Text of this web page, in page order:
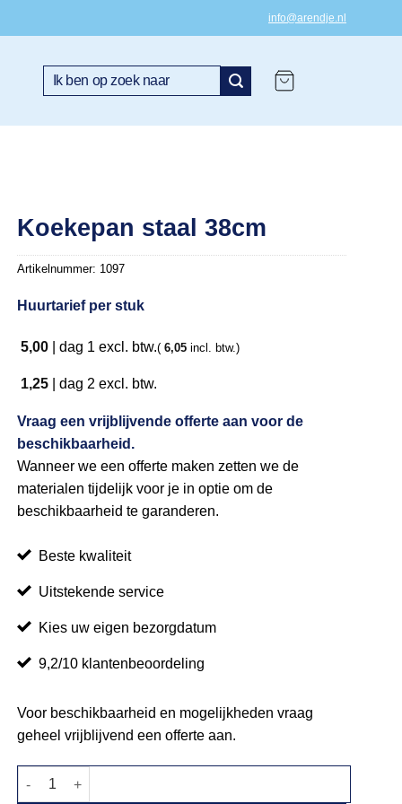
info@arendje.nl
Zoeken
Koekepan staal 38cm
Artikelnummer: 1097
Huurtarief per stuk
5,00 |dag 1 excl. btw.( 6,05 incl. btw.)
1,25 |dag 2 excl. btw.
Vraag een vrijblijvende offerte aan voor de
beschikbaarheid.
Wanneer we een offerte maken zetten we de
materialen tijdelijk voor je in optie om de
beschikbaarheid te garanderen.
Beste kwaliteit
Uitstekende service
Kies uw eigen bezorgdatum
9,2/10 klantenbeoordeling
Voor beschikbaarheid en mogelijkheden vraag
geheel vrijblijvend een offerte aan.
Koekepan staal 38cm aantal